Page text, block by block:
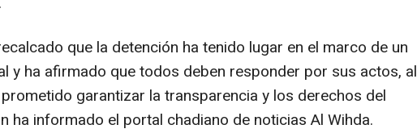
que la detención ha tenido lugar en el marco de un
y ha afirmado que todos deben responder por sus actos, al
garantizar la transparencia y los derechos del
ha informado el portal chadiano de noticias Al Wihda.